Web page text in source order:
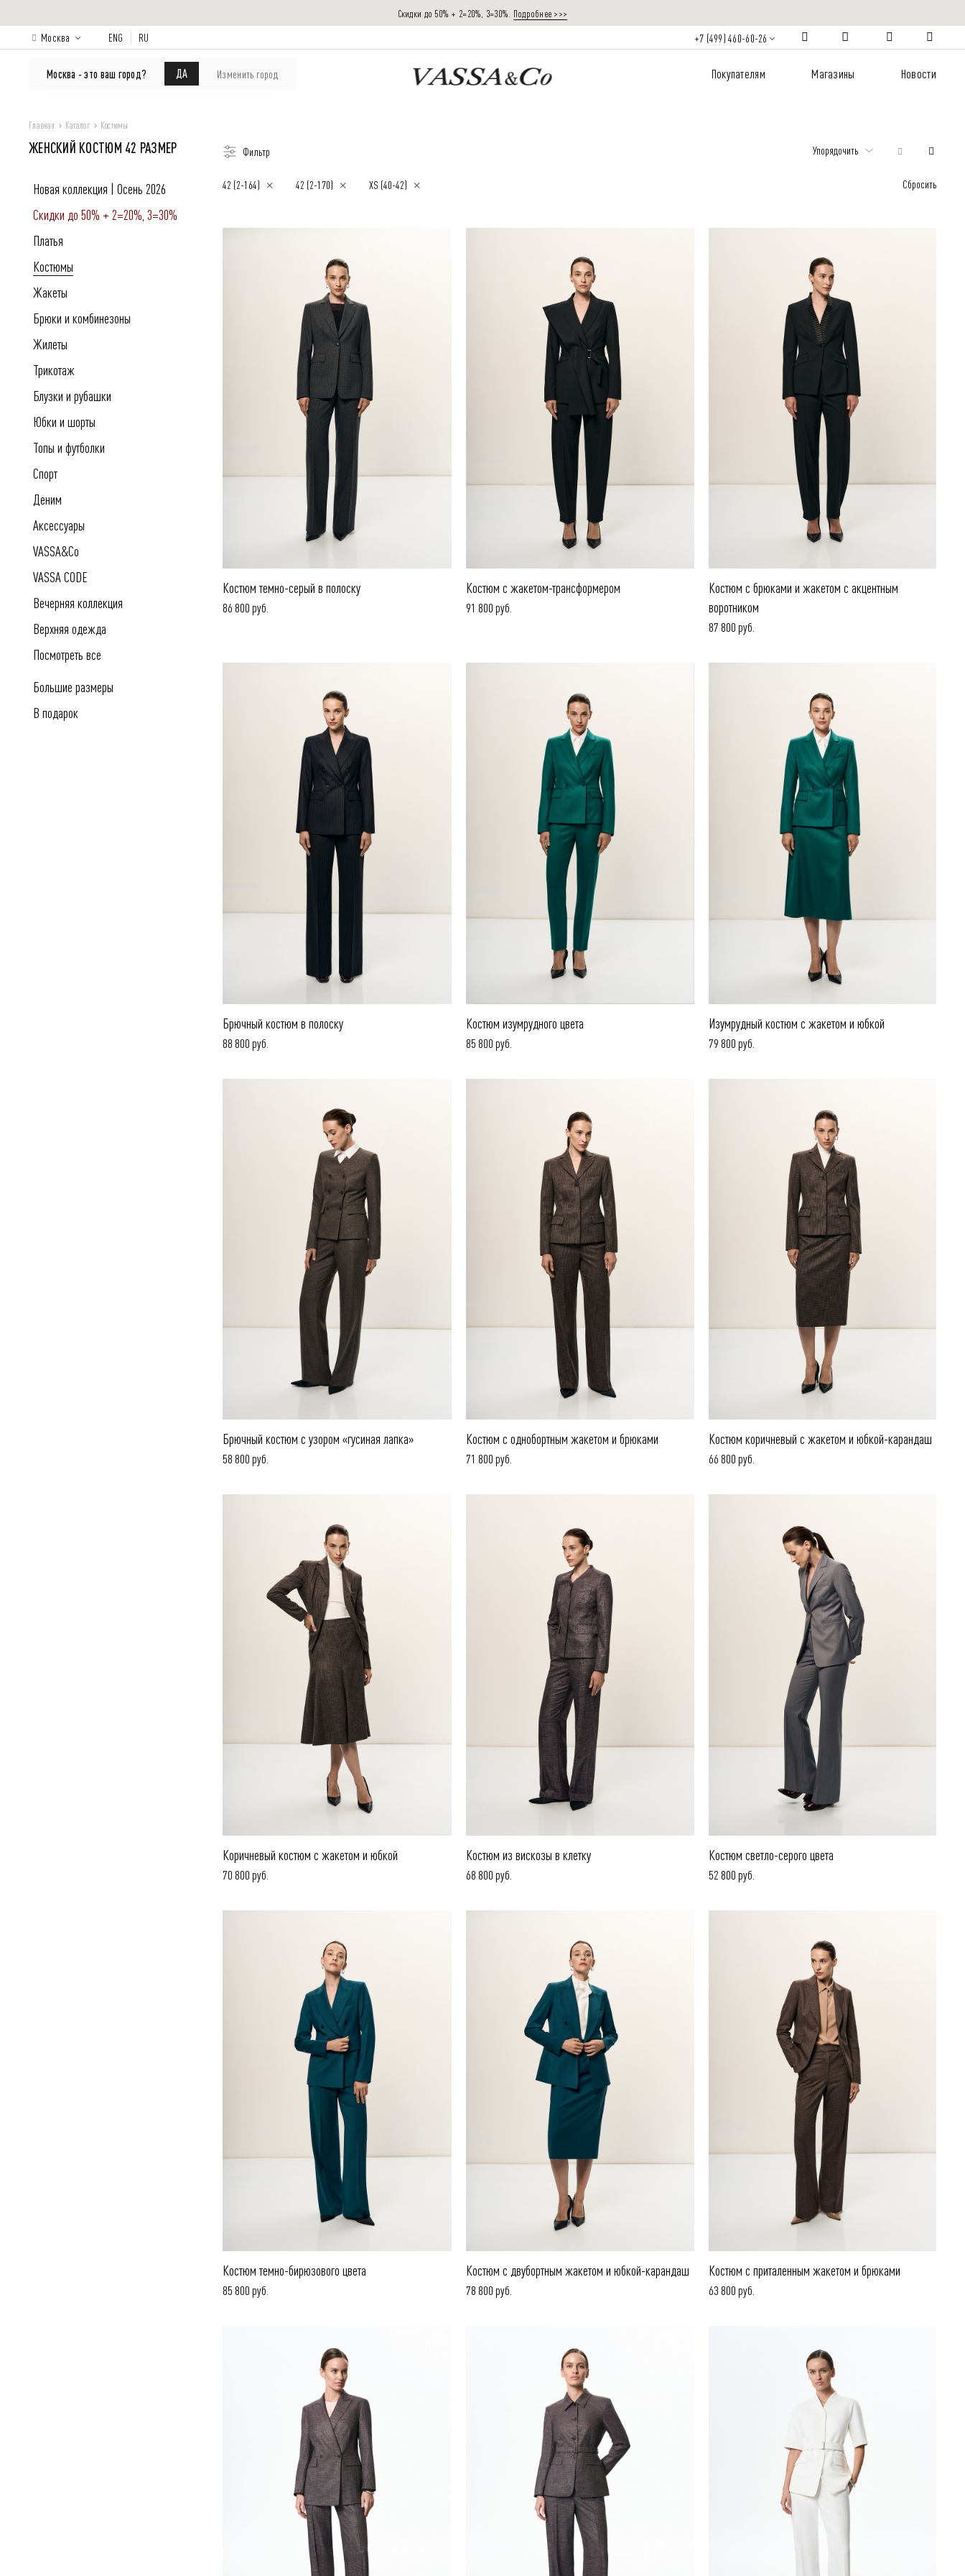
Скидки до 50% + 2=20%, 3=30%. Подробнее >>>
Москва
Москва - это ваш город? ДА Изменить город
ENG RU +7 (499) 460-60-26
КАТАЛОГ Лукбук О бренде Покупателям Магазины Новости
Главная Каталог Костюмы
ЖЕНСКИЙ КОСТЮМ 42 РАЗМЕР
Новая коллекция | Осень 2026
Скидки до 50% + 2=20%, 3=30%
Платья
Костюмы
Жакеты
Брюки и комбинезоны
Жилеты
Трикотаж
Блузки и рубашки
Юбки и шорты
Топы и футболки
Спорт
Деним
Аксессуары
VASSA&Co
VASSA CODE
Вечерняя коллекция
Верхняя одежда
Посмотреть все
Большие размеры
В подарок
Фильтр Упорядочить
42 (2-164) 42 (2-170) XS (40-42) Сбросить
Костюм темно-серый в полоску
86 800 руб.
Костюм с жакетом-трансформером
91 800 руб.
Костюм с брюками и жакетом с акцентным
воротником
87 800 руб.
Брючный костюм в полоску
88 800 руб.
Костюм изумрудного цвета
85 800 руб.
Изумрудный костюм с жакетом и юбкой
79 800 руб.
Брючный костюм с узором «гусиная лапка»
58 800 руб.
Костюм с однобортным жакетом и брюками
71 800 руб.
Костюм коричневый с жакетом и юбкой-карандаш
66 800 руб.
Коричневый костюм с жакетом и юбкой
70 800 руб.
Костюм из вискозы в клетку
68 800 руб.
Костюм светло-серого цвета
52 800 руб.
Костюм темно-бирюзового цвета
85 800 руб.
Костюм с двубортным жакетом и юбкой-карандаш
78 800 руб.
Костюм с приталенным жакетом и брюками
63 800 руб.